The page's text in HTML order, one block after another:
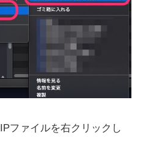
ファイルを右クリックし